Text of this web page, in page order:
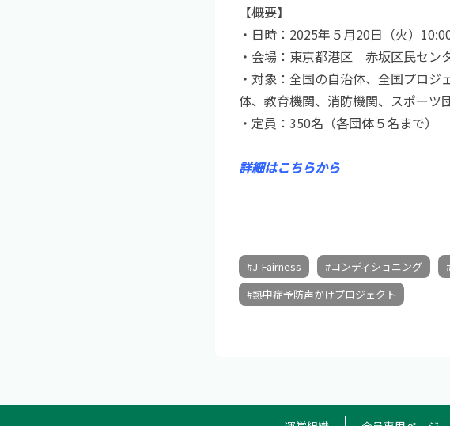
【概要】
・日時：2025年５月20日（火）
・会場：東京都港区　赤坂区民セン
・対象：全国の自治体、全国プロ
体、教育機関、消防機関、スポーツ
・定員：350名（各団体５名まで）
詳細はこちらから
#J-Fairness #コンディショニング
#熱中症予防声かけプロジェクト